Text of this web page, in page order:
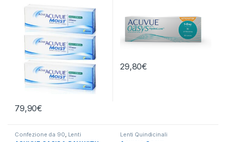
79,90€
29,80€
Confezione da 90, Lenti
Giornaliere
Lenti Quindicinali